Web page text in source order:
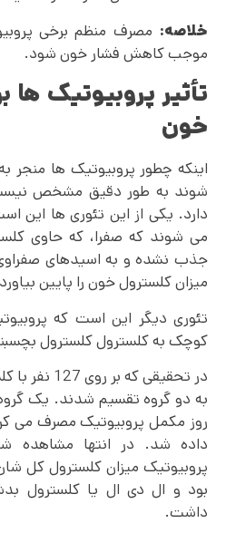
خلاصه: مصرف منظم برخی
موجب کاهش فشار خون شود.
تأثیر پروبیوتیک ها
خون
اینکه چطور پروبیوتیک ها
شوند به طور دقیق مشخص
دارد. یکی از این تئوری ها این
می شوند که صفرا، که حاوی
جذب نشده و به اسیدهای
میزان کلسترول خون را پایین
تئوری دیگر این است که
کوچک به کلسترول کلسترول
در تحقیقی که
روز مکمل پروبیوتیک مصرف می
داده شد. در انتها مشاهده
داشت.